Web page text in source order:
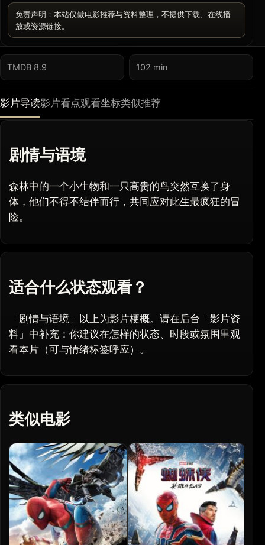
免责声明：本站仅做电影推荐与资料整理，不提供下载、在线播
放或资源链接。
TMDB 8.9 102 min
影片导读影片看点观看坐标类似推荐
剧情与语境
森林中的一个小生物和一只高贵的鸟突然互换了身
体，他们不得不结伴而行，共同应对此生最疯狂的冒
险。
适合什么状态观看？
「剧情与语境」以上为影片梗概。请在后台「影片资
料」中补充：你建议在怎样的状态、时段或氛围里观
看本片（可与情绪标签呼应）。
类似电影